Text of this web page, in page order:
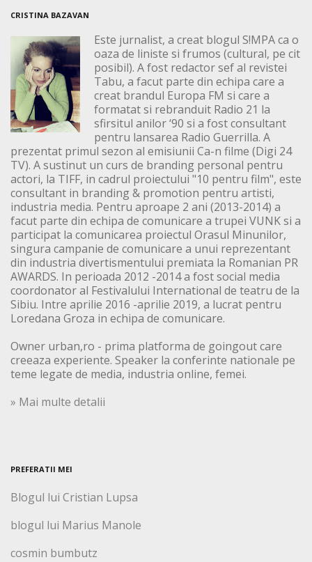
CRISTINA BAZAVAN
Este jurnalist, a creat blogul S!MPA ca o
oaza de liniste si frumos (cultural, pe cit
posibil). A fost redactor sef al revistei
Tabu, a facut parte din echipa care a
creat brandul Europa FM si care a
formatat si rebranduit Radio 21 la
sfirsitul anilor ‘90 si a fost consultant
pentru lansarea Radio Guerrilla. A
prezentat primul sezon al emisiunii Ca-n filme (Digi 24
TV). A sustinut un curs de branding personal pentru
actori, la TIFF, in cadrul proiectului "10 pentru film", este
consultant in branding & promotion pentru artisti,
industria media. Pentru aproape 2 ani (2013-2014) a
facut parte din echipa de comunicare a trupei VUNK si a
participat la comunicarea proiectul Orasul Minunilor,
singura campanie de comunicare a unui reprezentant
din industria divertismentului premiata la Romanian PR
AWARDS. In perioada 2012 -2014 a fost social media
coordonator al Festivalului International de teatru de la
Sibiu. Intre aprilie 2016 -aprilie 2019, a lucrat pentru
Loredana Groza in echipa de comunicare.
Owner urban,ro - prima platforma de goingout care
creeaza experiente. Speaker la conferinte nationale pe
teme legate de media, industria online, femei.
» Mai multe detalii
PREFERATII MEI
Blogul lui Cristian Lupsa
blogul lui Marius Manole
cosmin bumbutz